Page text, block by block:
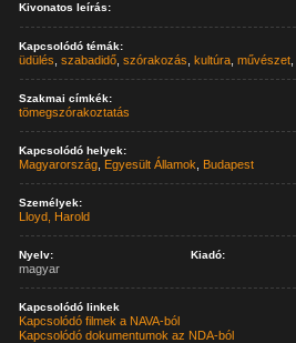
Kivonatos leírás:
Kapcsolódó témák:
üdülés ,szabadidő ,szórakozás ,kultúra ,művészet
Szakmai címkék:
tömegszórakoztatás
Kapcsolódó helyek:
Magyarország Egyesült Államok Budapest
Személyek:
Lloyd, Harold
Nyelv:
magyar
Kiadó:
Kapcsolódó linkek
Kapcsolódó filmek a NAVA-ból
Kapcsolódó dokumentumok az NDA-ból